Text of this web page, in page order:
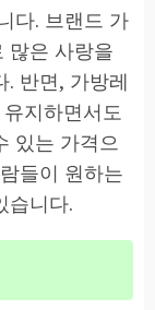
다. 브랜드 가
많은 사랑을
. 반면, 가방레
지하면서도
있는 가격으
들이 원하는
습니다.